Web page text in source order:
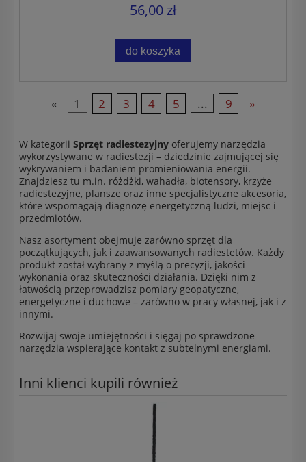
56,00 zł
do koszyka
« 1 2 3 4 5 ... 9 »
W kategorii Sprzęt radiestezyjny oferujemy narzędzia
wykorzystywane w radiestezji – dziedzinie zajmującej się
wykrywaniem i badaniem promieniowania energii.
Znajdziesz tu m.in. różdżki, wahadła, biotensory, krzyże
radiestezyjne, plansze oraz inne specjalistyczne akcesoria,
które wspomagają diagnozę energetyczną ludzi, miejsc i
przedmiotów.
Nasz asortyment obejmuje zarówno sprzęt dla
początkujących, jak i zaawansowanych radiestetów. Każdy
produkt został wybrany z myślą o precyzji, jakości
wykonania oraz skuteczności działania. Dzięki nim z
łatwością przeprowadzisz pomiary geopatyczne,
energetyczne i duchowe – zarówno w pracy własnej, jak i z
innymi.
Rozwijaj swoje umiejętności i sięgaj po sprawdzone
narzędzia wspierające kontakt z subtelnymi energiami.
Inni klienci kupili również